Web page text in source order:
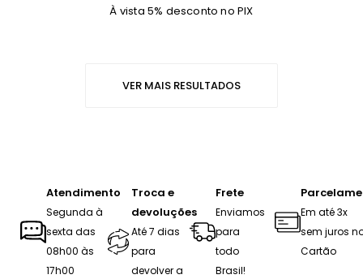
0
À vista 5% desconto no PIX
VER MAIS RESULTADOS
Atendimento
Segunda à
sexta das
08h00 às
17h00
Troca e
devoluções
Até 7 dias
para
devolver a
Frete
Enviamos
para
todo
Brasil!
Em até 3x
sem juros
Cartão